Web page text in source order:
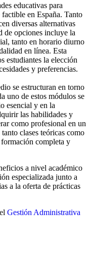
educativas para
en España. Tanto
diversas alternativas
de opciones incluye la
tanto en horario diurno
en línea. Esta
estudiantes la elección
y preferencias.
se estructuran en torno
uno de estos módulos se
esencial y en la
las habilidades y
como profesional en un
clases teóricas como
completa y
a nivel académico
especializada junto a
a la oferta de prácticas
Gestión Administrativa